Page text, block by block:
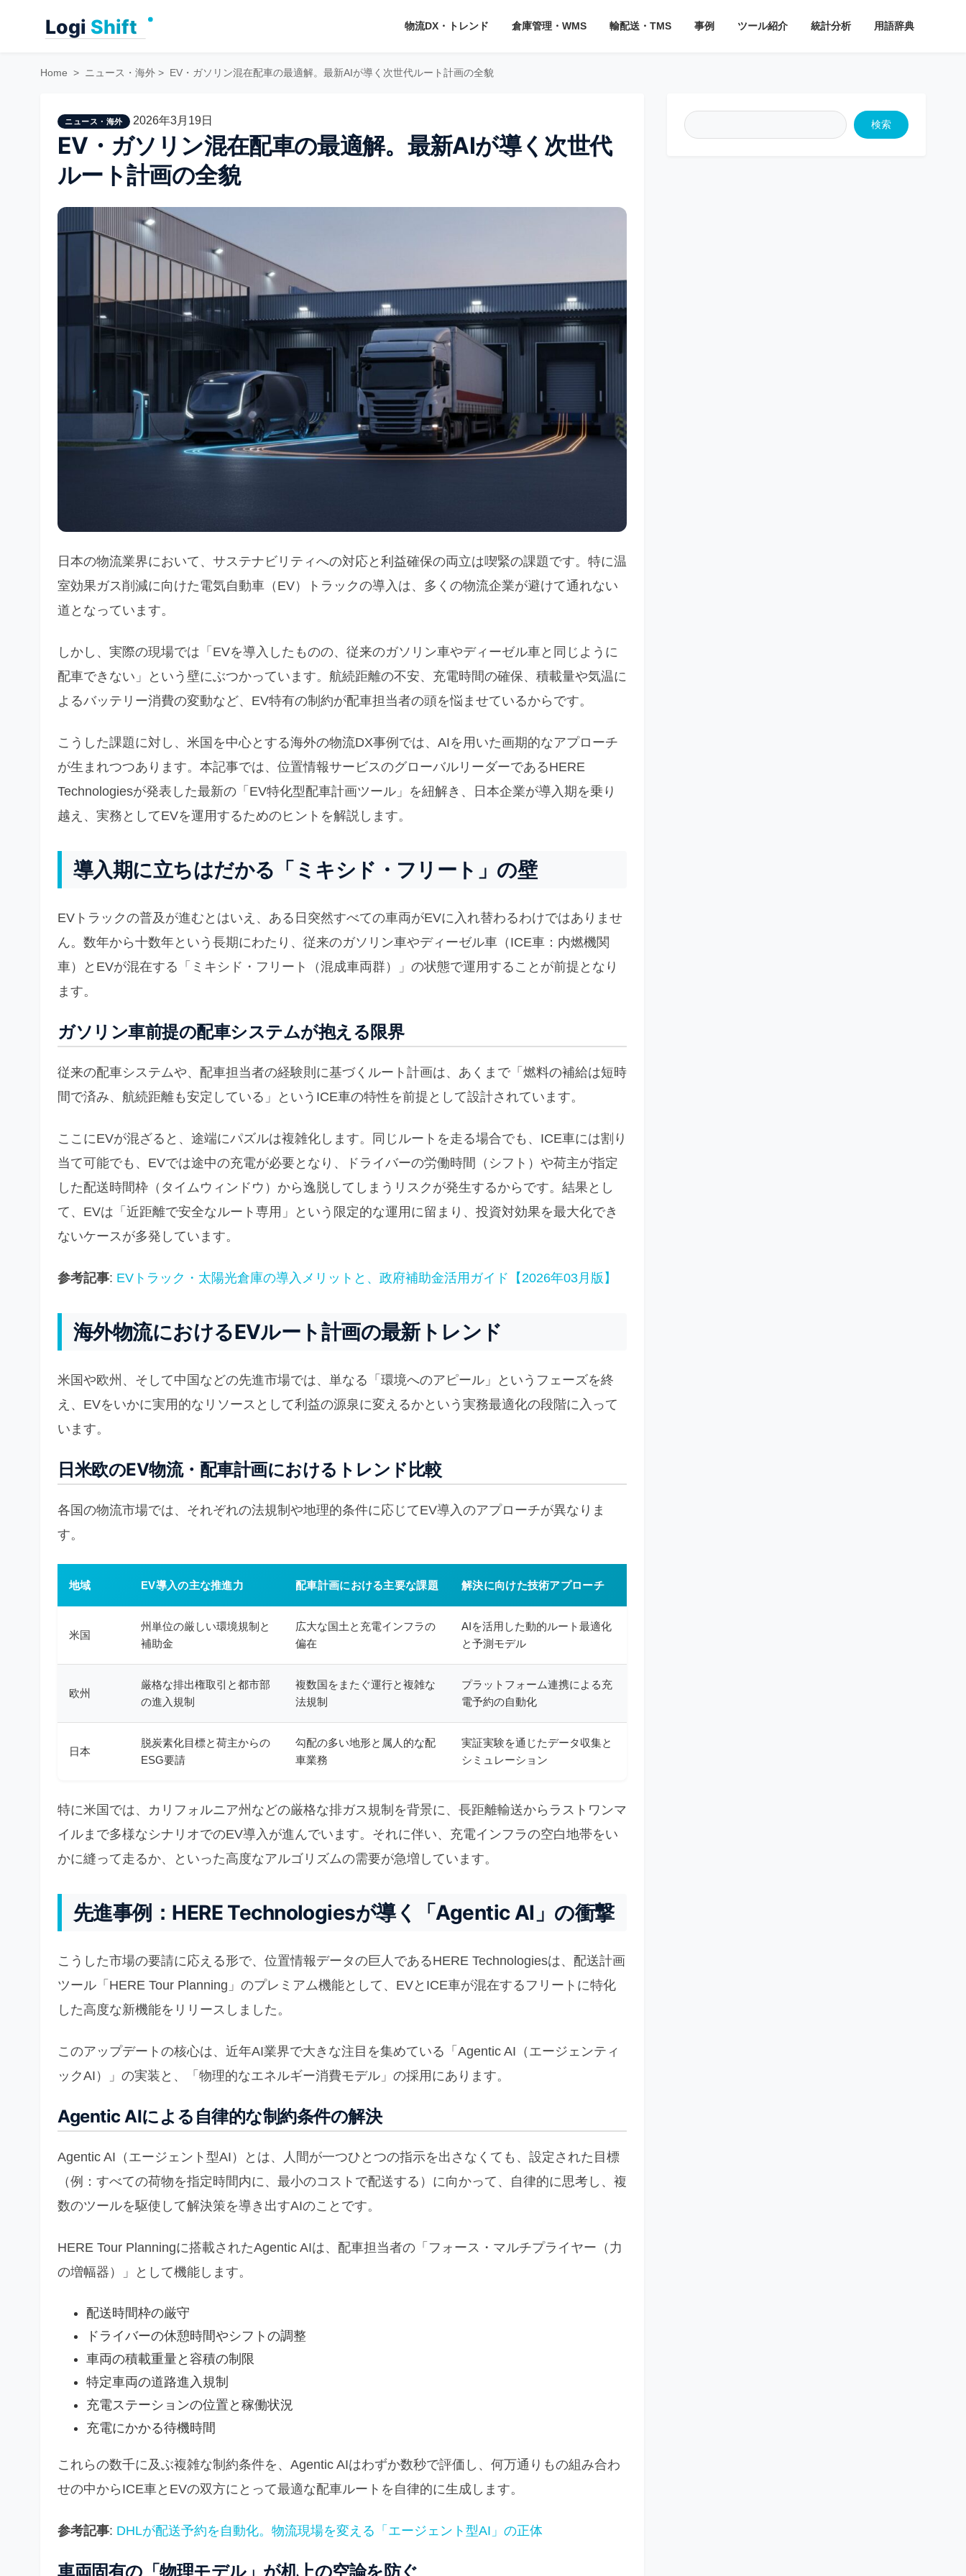
物流DX・トレンド 倉庫管理・WMS 輸配送・TMS 事例 ツール紹介 統計分析 用語辞典
Home > ニュース・海外 > EV・ガソリン混在配車の最適解。最新AIが導く次世代ルート計画の全貌
ニュース・海外 2026年3月19日
EV・ガソリン混在配車の最適解。最新AIが導く次世代
ルート計画の全貌
日本の物流業界において、サステナビリティへの対応と利益確保の両立は喫緊の課題です。特に温
室効果ガス削減に向けた電気自動車（EV）トラックの導入は、多くの物流企業が避けて通れない
道となっています。
しかし、実際の現場では「EVを導入したものの、従来のガソリン車やディーゼル車と同じように
配車できない」という壁にぶつかっています。航続距離の不安、充電時間の確保、積載量や気温に
よるバッテリー消費の変動など、EV特有の制約が配車担当者の頭を悩ませているからです。
こうした課題に対し、米国を中心とする海外の物流DX事例では、AIを用いた画期的なアプローチ
が生まれつつあります。本記事では、位置情報サービスのグローバルリーダーであるHERE
Technologiesが発表した最新の「EV特化型配車計画ツール」を紐解き、日本企業が導入期を乗り
越え、実務としてEVを運用するためのヒントを解説します。
導入期に立ちはだかる「ミキシド・フリート」の壁
EVトラックの普及が進むとはいえ、ある日突然すべての車両がEVに入れ替わるわけではありませ
ん。数年から十数年という長期にわたり、従来のガソリン車やディーゼル車（ICE車：内燃機関
車）とEVが混在する「ミキシド・フリート（混成車両群）」の状態で運用することが前提となり
ます。
ガソリン車前提の配車システムが抱える限界
従来の配車システムや、配車担当者の経験則に基づくルート計画は、あくまで「燃料の補給は短時
間で済み、航続距離も安定している」というICE車の特性を前提として設計されています。
ここにEVが混ざると、途端にパズルは複雑化します。同じルートを走る場合でも、ICE車には割り
当て可能でも、EVでは途中の充電が必要となり、ドライバーの労働時間（シフト）や荷主が指定
した配送時間枠（タイムウィンドウ）から逸脱してしまうリスクが発生するからです。結果とし
て、EVは「近距離で安全なルート専用」という限定的な運用に留まり、投資対効果を最大化でき
ないケースが多発しています。
参考記事: EVトラック・太陽光倉庫の導入メリットと、政府補助金活用ガイド【2026年03月版】
海外物流におけるEVルート計画の最新トレンド
米国や欧州、そして中国などの先進市場では、単なる「環境へのアピール」というフェーズを終
え、EVをいかに実用的なリソースとして利益の源泉に変えるかという実務最適化の段階に入って
います。
日米欧のEV物流・配車計画におけるトレンド比較
各国の物流市場では、それぞれの法規制や地理的条件に応じてEV導入のアプローチが異なりま
す。
地域 EV導入の主な推進力 配車計画における主要な課題 解決に向けた技術アプローチ
米国
州単位の厳しい環境規制と
補助金
広大な国土と充電インフラの
偏在
AIを活用した動的ルート最適化
と予測モデル
欧州
厳格な排出権取引と都市部
の進入規制
複数国をまたぐ運行と複雑な
法規制
プラットフォーム連携による充
電予約の自動化
日本
脱炭素化目標と荷主からの
ESG要請
勾配の多い地形と属人的な配
車業務
実証実験を通じたデータ収集と
シミュレーション
特に米国では、カリフォルニア州などの厳格な排ガス規制を背景に、長距離輸送からラストワンマ
イルまで多様なシナリオでのEV導入が進んでいます。それに伴い、充電インフラの空白地帯をい
かに縫って走るか、といった高度なアルゴリズムの需要が急増しています。
先進事例：HERE Technologiesが導く「Agentic AI」の衝撃
こうした市場の要請に応える形で、位置情報データの巨人であるHERE Technologiesは、配送計画
ツール「HERE Tour Planning」のプレミアム機能として、EVとICE車が混在するフリートに特化
した高度な新機能をリリースしました。
このアップデートの核心は、近年AI業界で大きな注目を集めている「Agentic AI（エージェンティ
ックAI）」の実装と、「物理的なエネルギー消費モデル」の採用にあります。
Agentic AIによる自律的な制約条件の解決
Agentic AI（エージェント型AI）とは、人間が一つひとつの指示を出さなくても、設定された目標
（例：すべての荷物を指定時間内に、最小のコストで配送する）に向かって、自律的に思考し、複
数のツールを駆使して解決策を導き出すAIのことです。
HERE Tour Planningに搭載されたAgentic AIは、配車担当者の「フォース・マルチプライヤー（力
の増幅器）」として機能します。
配送時間枠の厳守
ドライバーの休憩時間やシフトの調整
車両の積載重量と容積の制限
特定車両の道路進入規制
充電ステーションの位置と稼働状況
充電にかかる待機時間
これらの数千に及ぶ複雑な制約条件を、Agentic AIはわずか数秒で評価し、何万通りもの組み合わ
せの中からICE車とEVの双方にとって最適な配車ルートを自律的に生成します。
参考記事: DHLが配送予約を自動化。物流現場を変える「エージェント型AI」の正体
車両固有の「物理モデル」が机上の空論を防ぐ
検索